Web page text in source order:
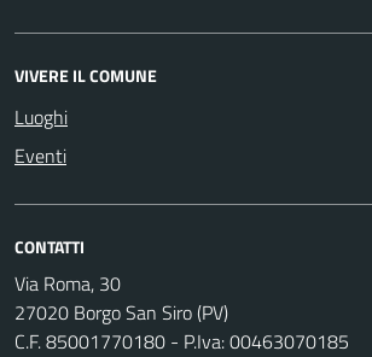
VIVERE IL COMUNE
Luoghi
Eventi
CONTATTI
Via Roma, 30
27020 Borgo San Siro (PV)
C.F. 85001770180 - P.Iva: 00463070185